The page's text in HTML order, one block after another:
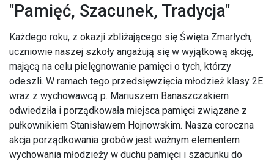
"Pamięć, Szacunek, Tradycja"
Każdego roku, z okazji zbliżającego się Święta Zmarłych,
uczniowie naszej szkoły angażują się w wyjątkową akcję,
mającą na celu pielęgnowanie pamięci o tych, którzy
odeszli. W ramach tego przedsięwzięcia młodzież klasy 2E
wraz z wychowawcą p. Mariuszem Banaszczakiem
odwiedziła i porządkowała miejsca pamięci związane z
pułkownikiem Stanisławem Hojnowskim. Nasza coroczna
akcja porządkowania grobów jest ważnym elementem
wychowania młodzieży w duchu pamięci i szacunku do